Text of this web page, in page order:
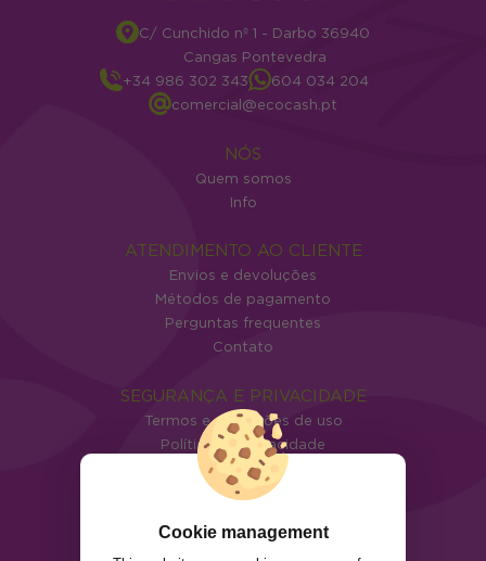
C/ Cunchido nº 1 - Darbo 36940
Cangas Pontevedra
+34 986 302 343
604 034 204
comercial@ecocash.pt
NÓS
Quem somos
Info
ATENDIMENTO AO CLIENTE
Envios e devoluções
Métodos de pagamento
Perguntas frequentes
Contato
SEGURANÇA E PRIVACIDADE
Termos e condições de uso
Política de privacidade
Política de cookies
Cookie management